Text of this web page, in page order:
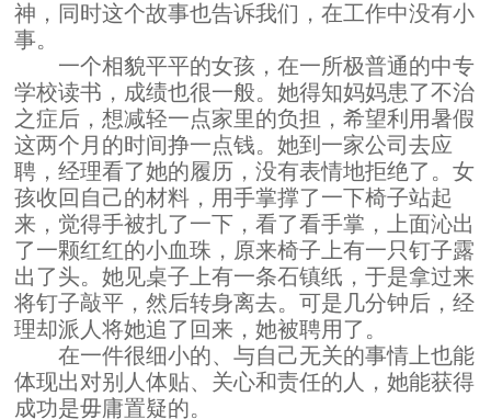
神，同时这个故事也告诉我们，在工作中没有小
事。
一个相貌平平的女孩，在一所极普通的中专
学校读书，成绩也很一般。她得知妈妈患了不治
之症后，想减轻一点家里的负担，希望利用暑假
这两个月的时间挣一点钱。她到一家公司去应
聘，经理看了她的履历，没有表情地拒绝了。女
孩收回自己的材料，用手掌撑了一下椅子站起
来，觉得手被扎了一下，看了看手掌，上面沁出
了一颗红红的小血珠，原来椅子上有一只钉子露
出了头。她见桌子上有一条石镇纸，于是拿过来
将钉子敲平，然后转身离去。可是几分钟后，经
理却派人将她追了回来，她被聘用了。
在一件很细小的、与自己无关的事情上也能
体现出对别人体贴、关心和责任的人，她能获得
成功是毋庸置疑的。